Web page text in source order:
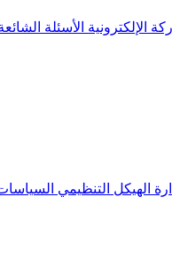
الإلكترونية الأسئلة
الهيكل التنظيمي